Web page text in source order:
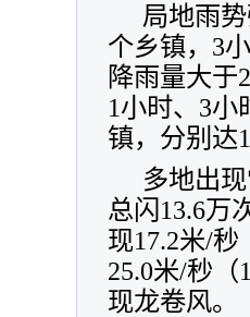
局地雨
个乡镇，3
降雨量大于
1小时、3小
镇，分别达
多地出
总闪13.6万
现17.2米/
25.0米/秒
现龙卷风。